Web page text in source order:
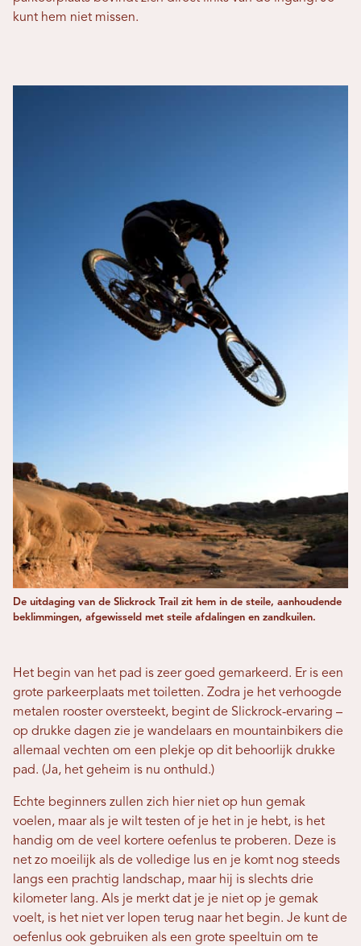
kunt hem niet missen.
De uitdaging van de Slickrock Trail zit hem in de steile, aanhoudende
beklimmingen, afgewisseld met steile afdalingen en zandkuilen.
Het begin van het pad is zeer goed gemarkeerd. Er is een
grote parkeerplaats met toiletten. Zodra je het verhoogde
metalen rooster oversteekt, begint de Slickrock-ervaring –
op drukke dagen zie je wandelaars en mountainbikers die
allemaal vechten om een ​​plekje op dit behoorlijk drukke
pad. (Ja, het geheim is nu onthuld.)
Echte beginners zullen zich hier niet op hun gemak
voelen, maar als je wilt testen of je het in je hebt, is het
handig om de veel kortere oefenlus te proberen. Deze is
net zo moeilijk als de volledige lus en je komt nog steeds
langs een prachtig landschap, maar hij is slechts drie
kilometer lang. Als je merkt dat je je niet op je gemak
voelt, is het niet ver lopen terug naar het begin. Je kunt de
oefenlus ook gebruiken als een grote speeltuin om te